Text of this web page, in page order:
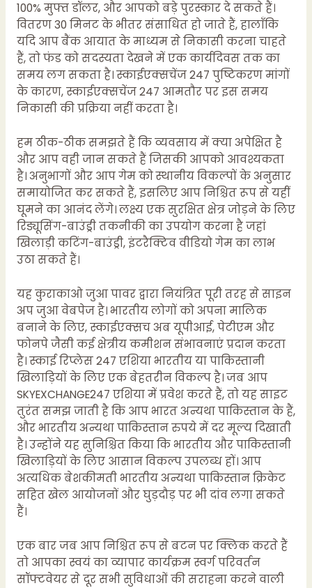
100% मुफ्त डॉलर, और आपको बड़े पुरस्कार दे सकते हैं।
वितरण 30 मिनट के भीतर संसाधित हो जाते हैं, हालाँकि
यदि आप बैंक आयात के माध्यम से निकासी करना चाहते
हैं, तो फंड को सदस्यता देखने में एक कार्यदिवस तक का
समय लग सकता है। स्काईएक्सचेंज 247 पुष्टिकरण मांगों
के कारण, स्काईएक्सचेंज 247 आमतौर पर इस समय
निकासी की प्रक्रिया नहीं करता है।
हम ठीक-ठीक समझते हैं कि व्यवसाय में क्या अपेक्षित है
और आप वही जान सकते हैं जिसकी आपको आवश्यकता
है। अनुभागों और आप गेम को स्थानीय विकल्पों के अनुसार
समायोजित कर सकते हैं, इसलिए आप निश्चित रूप से यहीं
घूमने का आनंद लेंगे। लक्ष्य एक सुरक्षित क्षेत्र जोड़ने के लिए
रिड्यूसिंग-बाउंड्री तकनीकी का उपयोग करना है जहां
खिलाड़ी कटिंग-बाउंड्री, इंटरैक्टिव वीडियो गेम का लाभ
उठा सकते हैं।
यह कुराकाओ जुआ पावर द्वारा नियंत्रित पूरी तरह से साइन
अप जुआ वेबपेज है। भारतीय लोगों को अपना मालिक
बनाने के लिए, स्काईएक्सच अब यूपीआई, पेटीएम और
फोनपे जैसी कई क्षेत्रीय कमीशन संभावनाएं प्रदान करता
है। स्काई रिप्लेस 247 एशिया भारतीय या पाकिस्तानी
खिलाड़ियों के लिए एक बेहतरीन विकल्प है। जब आप
SKYEXCHANGE247 एशिया में प्रवेश करते हैं, तो यह साइट
तुरंत समझ जाती है कि आप भारत अन्यथा पाकिस्तान के हैं,
और भारतीय अन्यथा पाकिस्तान रुपये में दर मूल्य दिखाती
है। उन्होंने यह सुनिश्चित किया कि भारतीय और पाकिस्तानी
खिलाड़ियों के लिए आसान विकल्प उपलब्ध हों। आप
अत्यधिक बेशकीमती भारतीय अन्यथा पाकिस्तान क्रिकेट
सहित खेल आयोजनों और घुड़दौड़ पर भी दांव लगा सकते
हैं।
एक बार जब आप निश्चित रूप से बटन पर क्लिक करते हैं
तो आपका स्वयं का व्यापार कार्यक्रम स्वर्ग परिवर्तन
सॉफ्टवेयर से दूर सभी सुविधाओं की सराहना करने वाली